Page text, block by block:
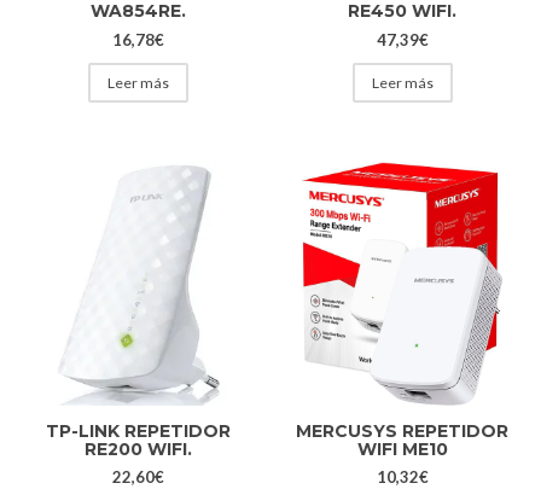
WA854RE.
16,78€
Leer más
RE450 WIFI.
47,39€
Leer más
TP-LINK REPETIDOR
RE200 WIFI.
22,60€
MERCUSYS REPETIDOR
WIFI ME10
10,32€